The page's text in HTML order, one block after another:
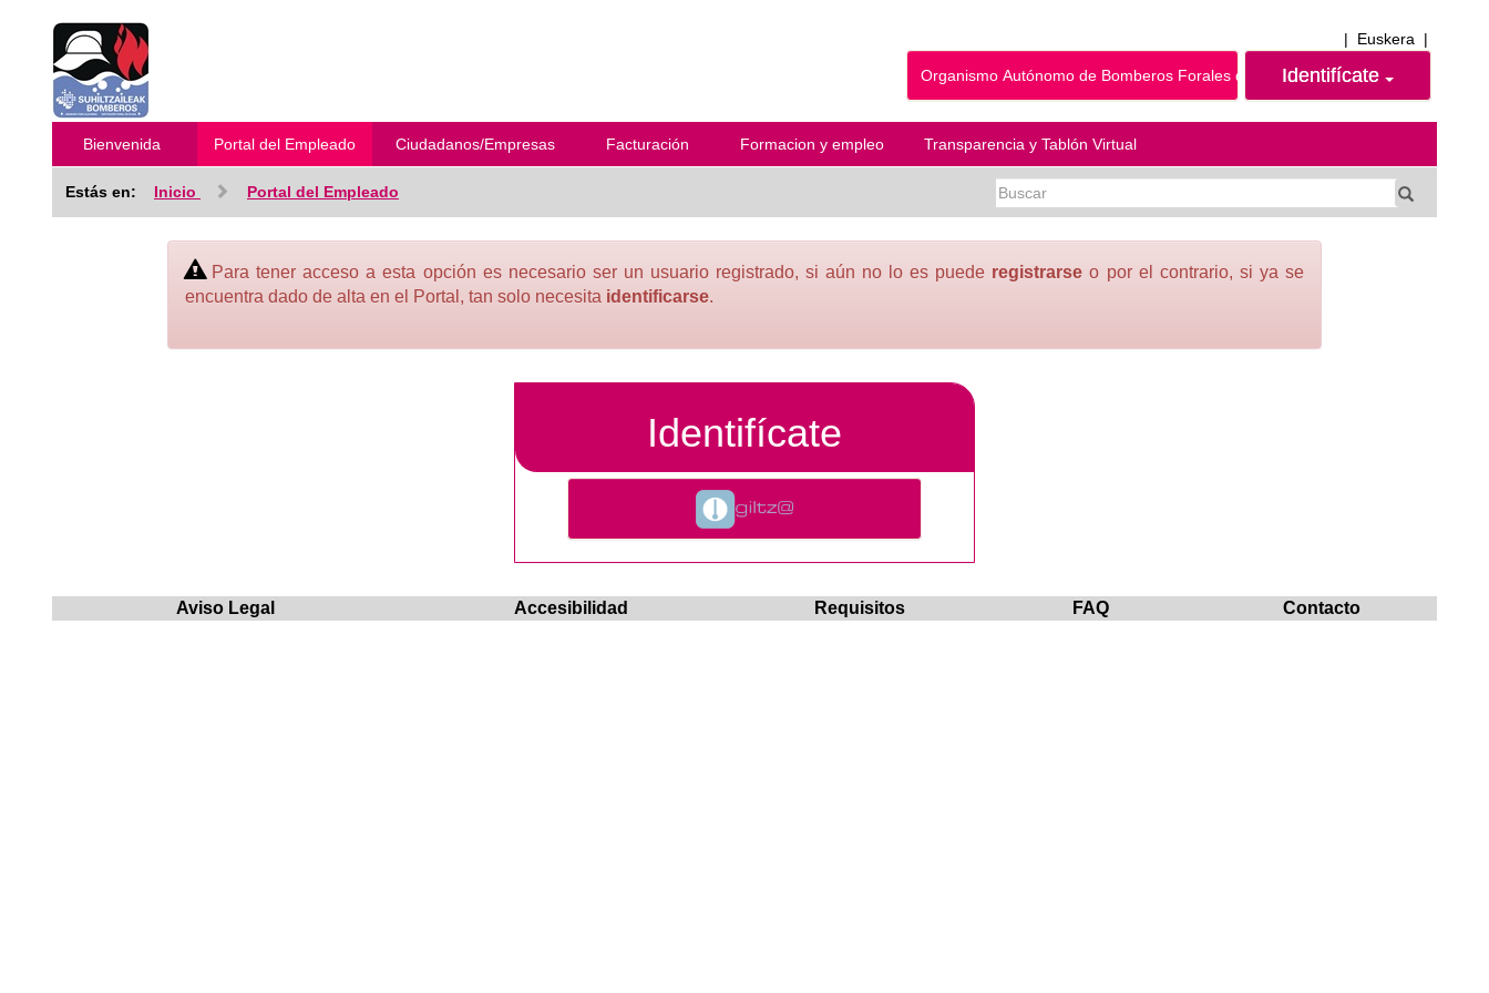
| Euskera |
Identifícate
Organismo Autónomo de Bomberos Forales de Álava
Bienvenida Portal del Empleado Ciudadanos/Empresas Facturación Formacion y empleo Transparencia y Tablón Virtual
Estás en: Inicio Portal del Empleado
Para tener acceso a esta opción es necesario ser un usuario registrado, si aún no lo es puede registrarse o por el contrario, si ya se
encuentra dado de alta en el Portal, tan solo necesita identificarse.
Identifícate
Aviso Legal Accesibilidad Requisitos FAQ Contacto